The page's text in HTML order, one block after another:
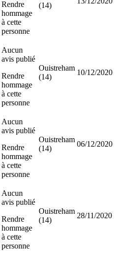
Rendre
hommage
à cette
personne
(14)
Aucun
avis publié
Rendre
hommage
à cette
personne
Ouistreham
(14)
10/12/2020
Aucun
avis publié
Rendre
hommage
à cette
personne
Ouistreham
(14)
06/12/2020
Aucun
avis publié
Rendre
hommage
à cette
personne
Ouistreham
(14)
28/11/2020